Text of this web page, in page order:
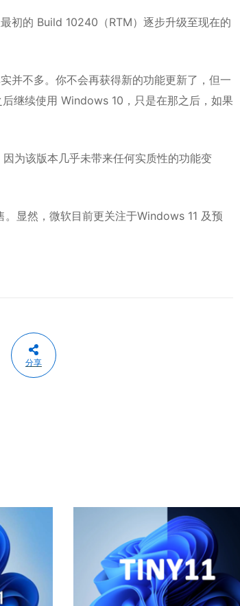
的 Build 10240（RTM）逐步升级至现在的
不多。你不会再获得新的功能更新了，但一
继续使用 Windows 10，只是在那之后，如果
该版本几乎未带来任何实质性的功能变
显然，微软目前更关注于Windows 11 及预
分享